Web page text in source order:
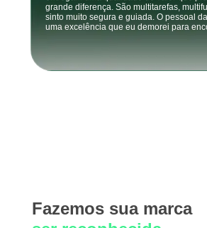
grande diferença. São multitarefas,
sinto muito segura e guiada. O pessoal
uma excelência que eu demorei para
Fazemos sua marca